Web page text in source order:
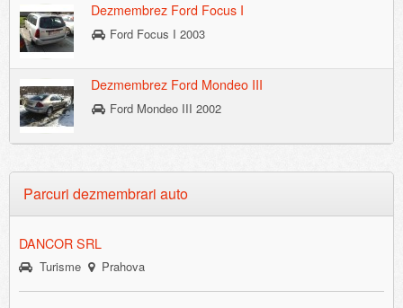
Dezmembrez Ford Focus I
Ford Focus I 2003
Dezmembrez Ford Mondeo III
Ford Mondeo III 2002
Parcuri dezmembrari auto
DANCOR SRL
Turisme Prahova